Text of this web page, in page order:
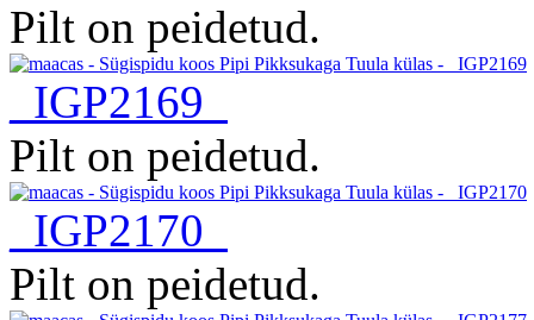
Pilt on peidetud.
_IGP2169
Pilt on peidetud.
_IGP2170
Pilt on peidetud.